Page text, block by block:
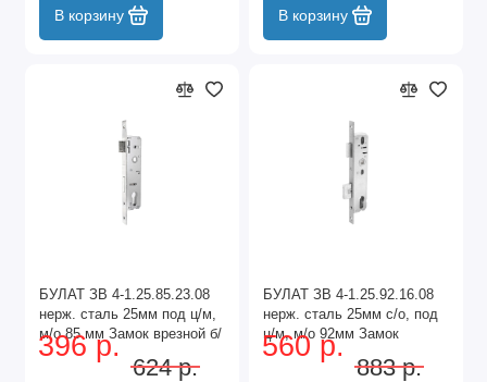
В корзину В корзину
БУЛАТ ЗВ 4-1.25.85.23.08
нерж. сталь 25мм под ц/м,
м/о 85 мм Замок врезной б/
руч (30)
396 р.
624 р.
БУЛАТ ЗВ 4-1.25.92.16.08
нерж. сталь 25мм с/о, под
ц/м, м/о 92мм Замок
врезной б/руч (30)
560 р.
883 р.